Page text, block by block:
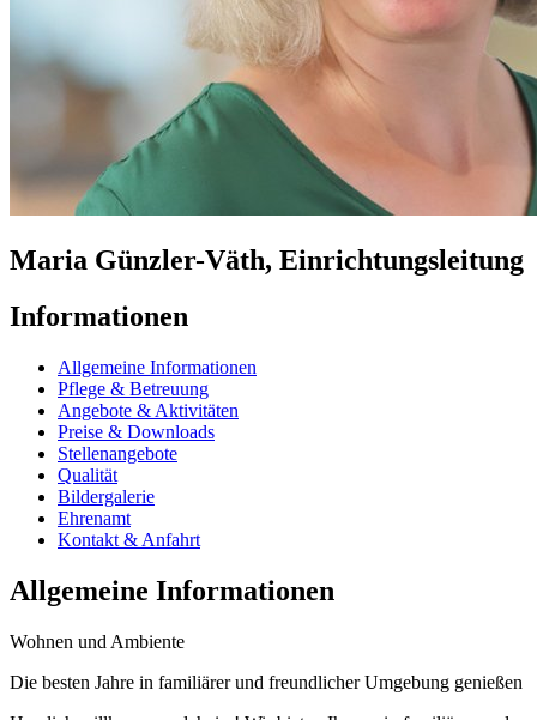
Maria Günzler-Väth, Einrichtungsleitung
Informationen
Allgemeine Informationen
Pflege & Betreuung
Angebote & Aktivitäten
Preise & Downloads
Stellenangebote
Qualität
Bildergalerie
Ehrenamt
Kontakt & Anfahrt
Allgemeine Informationen
Wohnen und Ambiente
Die besten Jahre in familiärer und freundlicher Umgebung genießen